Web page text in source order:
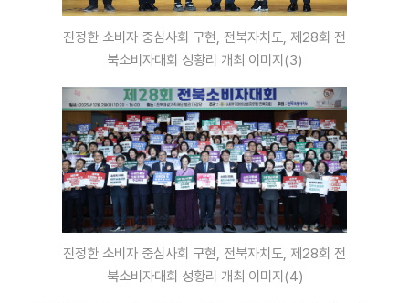
진정한 소비자 중심사회 구현, 전북자치도, 제28회 전
북소비자대회 성황리 개최 이미지(3)
진정한 소비자 중심사회 구현, 전북자치도, 제28회 전
북소비자대회 성황리 개최 이미지(4)